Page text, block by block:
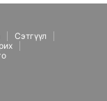
Сэтгүүл